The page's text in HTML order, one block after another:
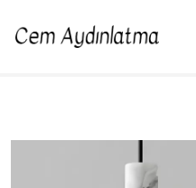
NEW25> HERA